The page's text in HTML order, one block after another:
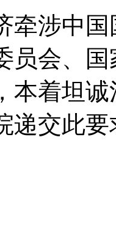
牵涉中
员会、
本着坦
递交此要